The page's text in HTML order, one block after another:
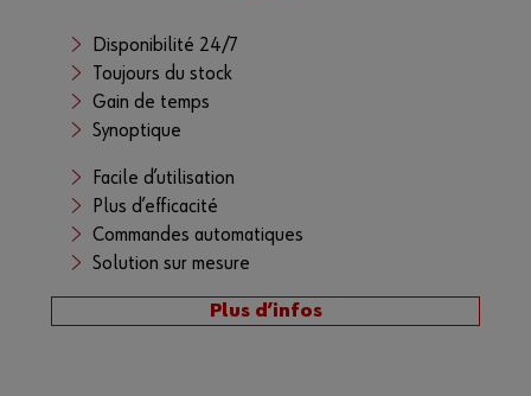
S'enregistrer
Disponibilité 24/7
Toujours du stock
Gain de temps
Synoptique
Facile d’utilisation
Plus d’efficacité
Commandes automatiques
Solution sur mesure
Plus d’infos